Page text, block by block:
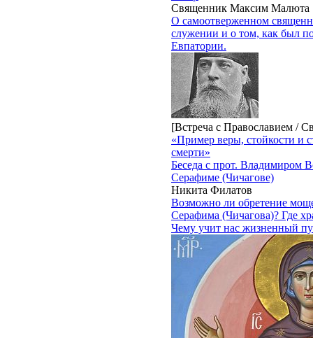
Священник Максим Малюта
О самоотверженном
служении и о том, как был
Евпатории.
[Встреча с Православием /
«Пример веры, стойкости и
смерти»
Беседа с прот. Владимиром
Серафиме (Чичагове)
Никита Филатов
Возможно ли обретение
Серафима (Чичагова)? Где
Чему учит нас жизненный